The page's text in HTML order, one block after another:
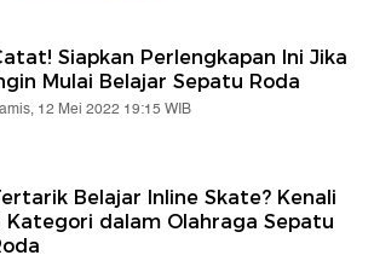
Siapkan Perlengkapan Ini Jika
Mulai Belajar Sepatu Roda
12 Mei 2022 19:15 WIB
Belajar Inline Skate? Kenali
Kategori dalam Olahraga Sepatu